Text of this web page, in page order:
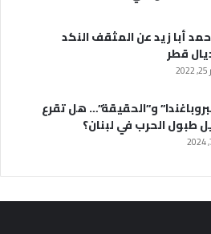
أبا زيد عن المثقف النكد
قطر
و”الحقيقة”… هل تقرع
طبول الحرب في لبنان؟